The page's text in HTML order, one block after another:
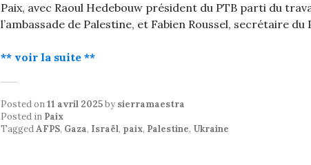
Paix, avec Raoul Hedebouw président du PTB parti du
l’ambassade de Palestine, et Fabien Roussel, secrétaire du
** voir la suite **
Posted on11 avril 2025by sierramaestra
Posted in Paix
TaggedAFPS, Gaza, Israël, paix, Palestine, Ukraine